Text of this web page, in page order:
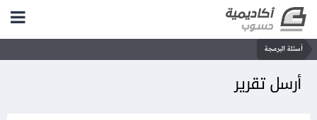
أسئلة البرمجة
أرسل تقرير